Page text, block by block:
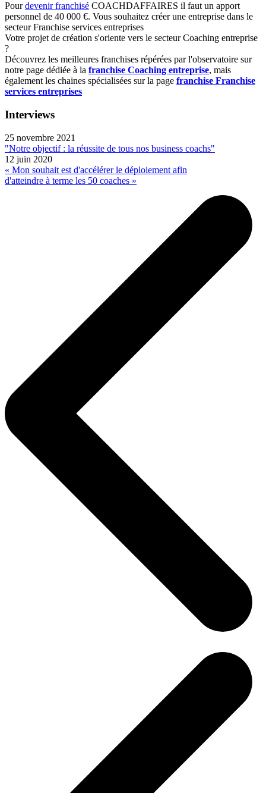
Pourdevenir franchisé COACHDAFFAIRES il faut un apport
personnel de 40 000 €. Vous souhaitez créer une entreprise dans le
secteur Franchise services entreprises
Votre projet de création s'oriente vers le secteur Coaching entreprise
?
Découvrez les meilleures franchises répérées par l'observatoire sur
notre page dédiée à la franchise Coaching entreprise, mais
également les chaines spécialisées sur la page franchise Franchise
services entreprises
Interviews
25 novembre 2021
"Notre objectif : la réussite de tous nos business coachs"
12 juin 2020
« Mon souhait est d'accélérer le déploiement afin
d'atteindre à terme les 50 coaches »